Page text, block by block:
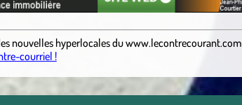
nouvelles hyperlocalesduwww.lecontrecourant.com
courriel !